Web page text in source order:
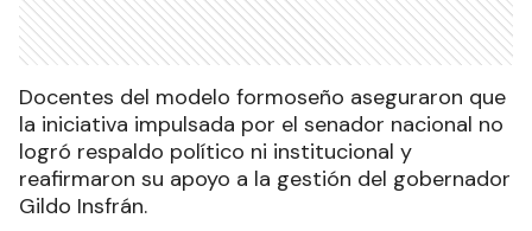
Docentes del modelo formoseño aseguraron que
la iniciativa impulsada por el senador nacional no
logró respaldo político ni institucional y
reafirmaron su apoyo a la gestión del gobernador
Gildo Insfrán.